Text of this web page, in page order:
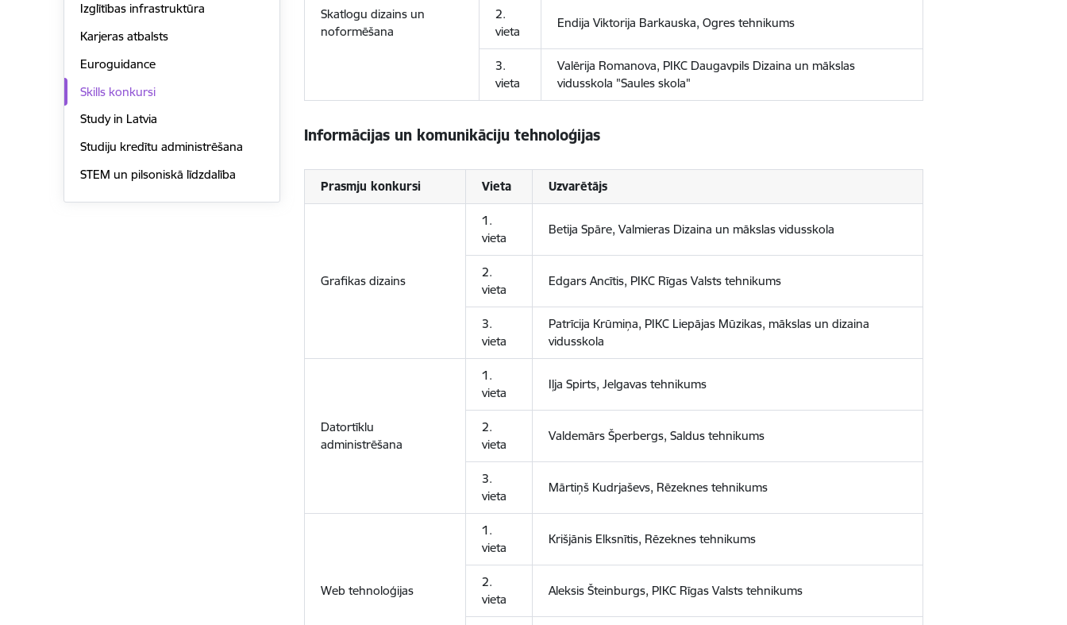
Izglītības infrastruktūra
Karjeras atbalsts
Euroguidance
Skills konkursi
Study in Latvia
Studiju kredītu administrēšana
STEM un pilsoniskā līdzdalība
Skatlogu dizains un
noformēšana
2.
vieta
Endija Viktorija Barkauska, Ogres tehnikums
3.
vieta
Valērija Romanova, PIKC Daugavpils Dizaina un mākslas
vidusskola "Saules skola"
Informācijas un komunikāciju tehnoloģijas
Prasmju konkursi Vieta Uzvarētājs
Grafikas dizains
1.
vieta
Betija Spāre, Valmieras Dizaina un mākslas vidusskola
2.
vieta
Edgars Ancītis, PIKC Rīgas Valsts tehnikums
3.
vieta
Patrīcija Krūmiņa, PIKC Liepājas Mūzikas, mākslas un dizaina
vidusskola
Datortīklu
administrēšana
1.
vieta
Iļja Spirts, Jelgavas tehnikums
2.
vieta
Valdemārs Šperbergs, Saldus tehnikums
3.
vieta
Mārtiņš Kudrjaševs, Rēzeknes tehnikums
Web tehnoloģijas
1.
vieta
Krišjānis Elksnītis, Rēzeknes tehnikums
2.
vieta
Aleksis Šteinburgs, PIKC Rīgas Valsts tehnikums